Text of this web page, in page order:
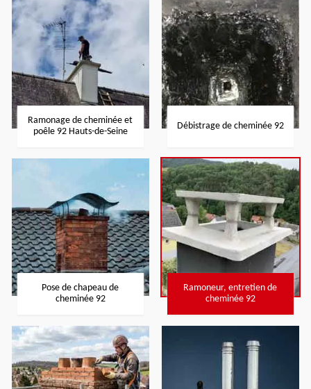
Ramonage de cheminée et
poêle 92 Hauts-de-Seine
Débistrage de cheminée 92
Pose de chapeau de
cheminée 92
Ramoneur, entretien de
cheminée 92